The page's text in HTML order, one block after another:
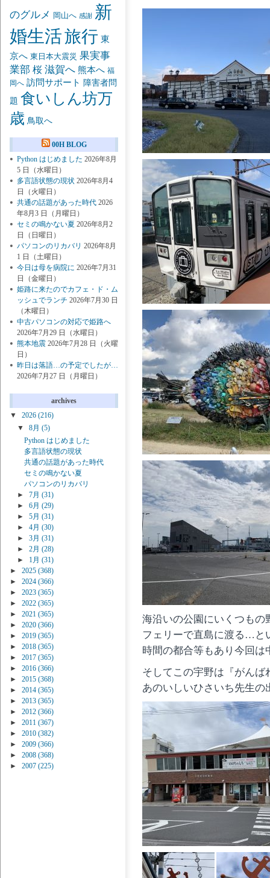
のグルメ 岡山へ 感謝 新
婚生活旅行 東
京へ 東日本大震災 果実事
業部 桜 滋賀へ 熊本へ 福
岡へ 訪問サポート 障害者問
題 食いしん坊万
歳 鳥取へ
00H BLOG
Python はじめました 2026年8月
5 日（水曜日）
多言語状態の現状 2026年8月4
日（火曜日）
共通の話題があった時代 2026
年8月3 日（月曜日）
セミの鳴かない夏 2026年8月2
日（日曜日）
パソコンのリカバリ 2026年8月
1 日（土曜日）
今日は母を病院に 2026年7月31
日（金曜日）
姫路に来たのでカフェ・ド・ム
ッシュでランチ 2026年7月30 日
（木曜日）
中古パソコンの対応で姫路へ
2026年7月29 日（水曜日）
熊本地震 2026年7月28 日（火曜
日）
昨日は落語…の予定でしたが…
2026年7月27 日（月曜日）
archives
▼
2026 (216)
▼
8月 (5)
Python はじめました
多言語状態の現状
共通の話題があった時代
セミの鳴かない夏
パソコンのリカバリ
►
7月 (31)
►
6月 (29)
►
5月 (31)
►
4月 (30)
►
3月 (31)
►
2月 (28)
►
1月 (31)
►
2025 (368)
►
2024 (366)
►
2023 (365)
►
2022 (365)
►
2021 (365)
►
2020 (366)
►
2019 (365)
►
2018 (365)
►
2017 (365)
►
2016 (366)
►
2015 (368)
►
2014 (365)
►
2013 (365)
►
2012 (366)
►
2011 (367)
►
2010 (382)
►
2009 (366)
►
2008 (368)
►
2007 (225)
海沿いの公園にいくつも
フェリーで直島に渡る…と
時間の都合等もあり今回は
そしてこの宇野は『がん
あのいしいひさいち先生